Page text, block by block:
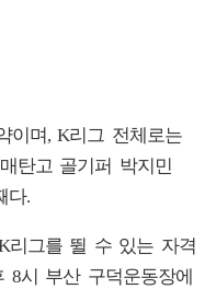
이며, K리그 전체로는
탄고 골기퍼 박지민
다.
리그를 뛸 수 있는 자격
시 부산 구덕운동장에